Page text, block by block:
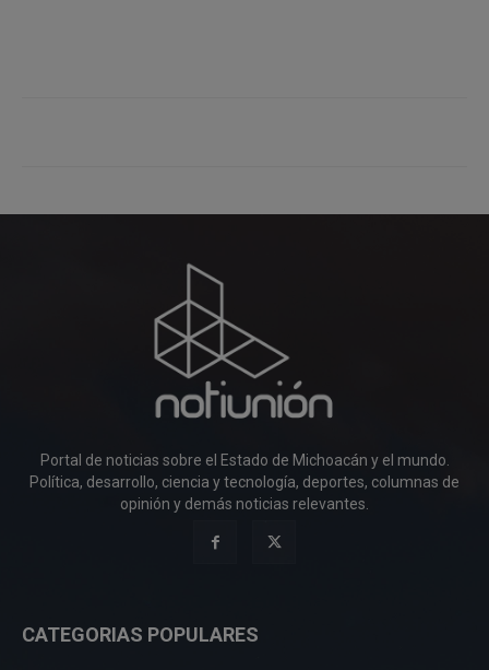
Portal de noticias sobre el Estado de Michoacán y el mundo.
Política, desarrollo, ciencia y tecnología, deportes, columnas de
opinión y demás noticias relevantes.
CATEGORIAS POPULARES